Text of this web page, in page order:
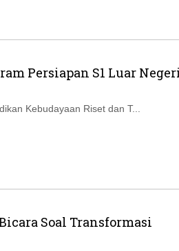
Persiapan S1 Luar
Kebudayaan Riset dan T...
Soal Transformasi